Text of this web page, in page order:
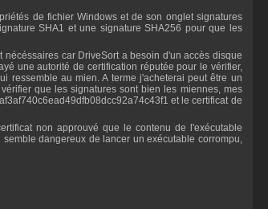
SHA1 et une signature SHA256 pour que les
une autorité de certification réputée pour le vérifier,
ressemble au mien. A terme j'acheterai peut être un
que les signatures sont bien les miennes, mes
et le certificat de
dangereux de lancer un exécutable corrompu,